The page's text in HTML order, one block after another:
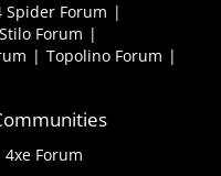
Spider Forum
Stilo Forum
Topolino Forum
4xe Forum